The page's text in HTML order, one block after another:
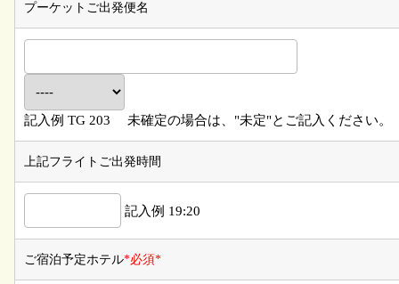
プーケットご出発便名
記入例 TG 203 未確定の場合は、"未定"とご記入ください。
上記フライトご出発時間
記入例 19:20
ご宿泊予定ホテル*必須*